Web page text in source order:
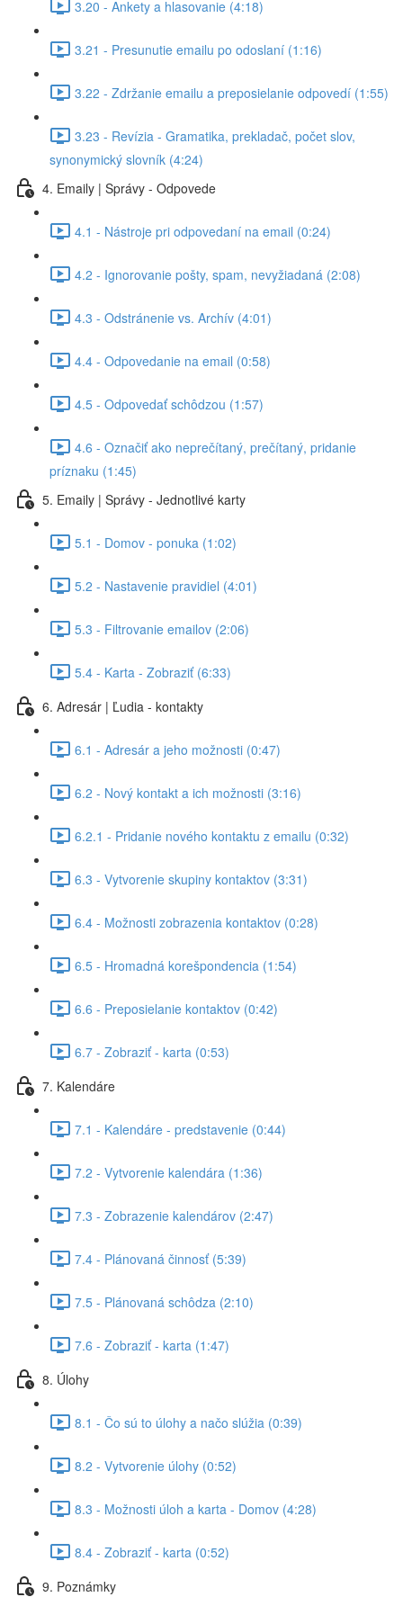
3.20 - Ankety a hlasovanie (4:18)
3.21 - Presunutie emailu po odoslaní (1:16)
3.22 - Zdržanie emailu a preposielanie odpovedí (1:55)
3.23 - Revízia - Gramatika, prekladač, počet slov,
synonymický slovník (4:24)
4. Emaily | Správy - Odpovede
4.1 - Nástroje pri odpovedaní na email (0:24)
4.2 - Ignorovanie pošty, spam, nevyžiadaná (2:08)
4.3 - Odstránenie vs. Archív (4:01)
4.4 - Odpovedanie na email (0:58)
4.5 - Odpovedať schôdzou (1:57)
4.6 - Označiť ako neprečítaný, prečítaný, pridanie
príznaku (1:45)
5. Emaily | Správy - Jednotlivé karty
5.1 - Domov - ponuka (1:02)
5.2 - Nastavenie pravidiel (4:01)
5.3 - Filtrovanie emailov (2:06)
5.4 - Karta - Zobraziť (6:33)
6. Adresár | Ľudia - kontakty
6.1 - Adresár a jeho možnosti (0:47)
6.2 - Nový kontakt a ich možnosti (3:16)
6.2.1 - Pridanie nového kontaktu z emailu (0:32)
6.3 - Vytvorenie skupiny kontaktov (3:31)
6.4 - Možnosti zobrazenia kontaktov (0:28)
6.5 - Hromadná korešpondencia (1:54)
6.6 - Preposielanie kontaktov (0:42)
6.7 - Zobraziť - karta (0:53)
7. Kalendáre
7.1 - Kalendáre - predstavenie (0:44)
7.2 - Vytvorenie kalendára (1:36)
7.3 - Zobrazenie kalendárov (2:47)
7.4 - Plánovaná činnosť (5:39)
7.5 - Plánovaná schôdza (2:10)
7.6 - Zobraziť - karta (1:47)
8. Úlohy
8.1 - Čo sú to úlohy a načo slúžia (0:39)
8.2 - Vytvorenie úlohy (0:52)
8.3 - Možnosti úloh a karta - Domov (4:28)
8.4 - Zobraziť - karta (0:52)
9. Poznámky